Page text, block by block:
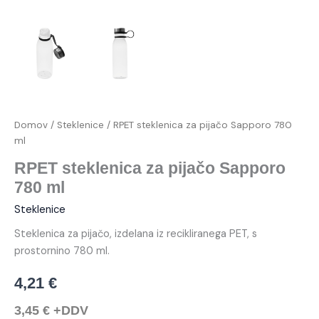
Domov / Steklenice / RPET steklenica za pijačo Sapporo 780
ml
RPET steklenica za pijačo Sapporo
780 ml
Steklenice
Steklenica za pijačo, izdelana iz recikliranega PET, s
prostornino 780 ml.
4,21 €
3,45 € +DDV